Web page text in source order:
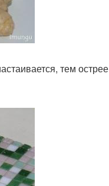
тем острее